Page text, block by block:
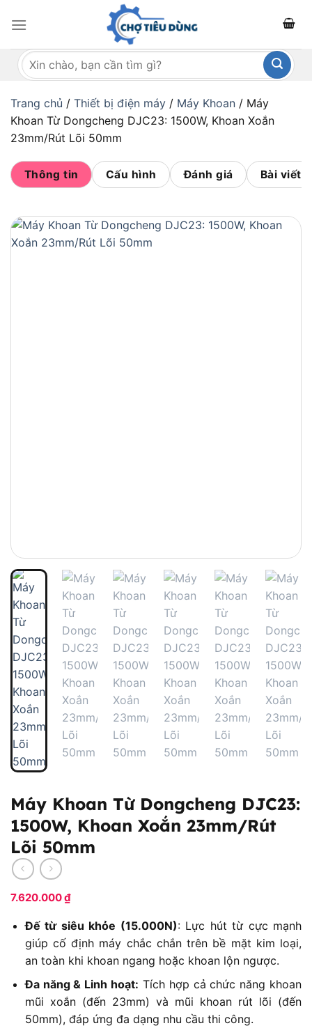
qua
dungTìm
kiếm:
Trang chủ / Thiết bị điện máy / Máy Khoan / Máy
Khoan Từ Dongcheng DJC23: 1500W, Khoan Xoắn
23mm/Rút Lõi 50mm
Thông tin Cấu hình Đánh giá Bài viết
Máy Khoan Từ Dongcheng DJC23:
1500W, Khoan Xoắn 23mm/Rút
Lõi 50mm
7.620.000₫
Đế từ siêu khỏe (15.000N): Lực hút từ cực mạnh
giúp cố định máy chắc chắn trên bề mặt kim loại,
an toàn khi khoan ngang hoặc khoan lộn ngược.
Đa năng & Linh hoạt: Tích hợp cả chức năng khoan
mũi xoắn (đến 23mm) và mũi khoan rút lõi (đến
50mm), đáp ứng đa dạng nhu cầu thi công.